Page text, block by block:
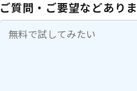
ご質問・ご要望などあり